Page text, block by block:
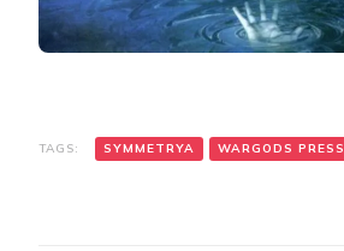
TAGS: SYMMETRYA WARGODS PRESS